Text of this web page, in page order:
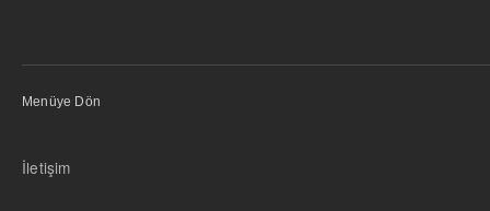
Menüye Dön
İletişim